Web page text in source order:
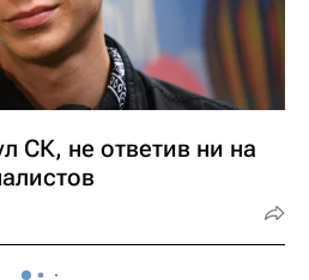
СК, не ответив ни на